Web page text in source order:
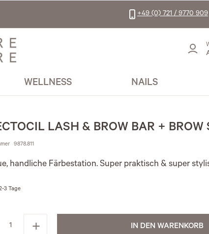
+49 (0) 721 / 9770 909
WELLNESS NAILS
LASH & BROW BAR +
9878.811
handliche Färbestation. Super praktisch & super
3 Tage
IN DEN WARENKORB